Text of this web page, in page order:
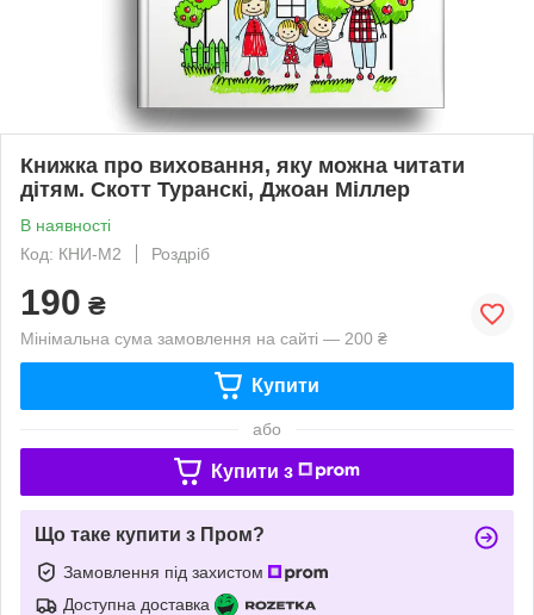
Книжка про виховання, яку можна читати
дітям. Скотт Туранскі, Джоан Міллер
В наявності
Код: КНИ-М2
Роздріб
190 ₴
Мінімальна сума замовлення на сайті — 200 ₴
Купити
або
Купити з
Що таке купити з Пром?
Замовлення під захистом
Доступна доставка